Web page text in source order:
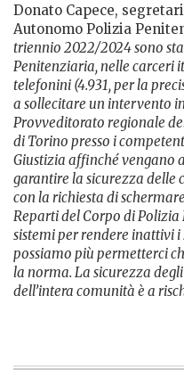
Donato Capece,
Autonomo Polizia
triennio 2022/2024 sono
Penitenziaria, nelle carceri
telefonini (4.931, per la
a sollecitare un intervento
Provveditorato regionale
di Torino presso i
Giustizia affinché vengano
garantire la sicurezza delle
con la richiesta di
Reparti del Corpo di
sistemi per rendere inattivi
possiamo più permetterci
la norma. La sicurezza
dell’intera comunità è a